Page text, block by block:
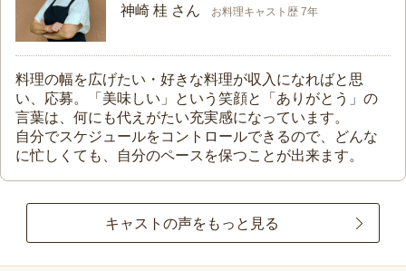
神崎 桂 さん お料理キャスト歴 7年
料理の幅を広げたい・好きな料理が収入になればと思
い、応募。「美味しい」という笑顔と「ありがとう」の
言葉は、何にも代えがたい充実感になっています。
自分でスケジュールをコントロールできるので、どんな
に忙しくても、自分のペースを保つことが出来ます。
キャストの声をもっと見る